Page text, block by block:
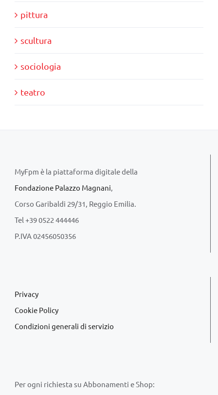
pittura
scultura
sociologia
teatro
MyFpm è la piattaforma digitale della
Fondazione Palazzo Magnani,
Corso Garibaldi 29/31, Reggio Emilia.
Tel +39 0522 444446
P.IVA 02456050356
Privacy
Cookie Policy
Condizioni generali di servizio
Per ogni richiesta su Abbonamenti e Shop: